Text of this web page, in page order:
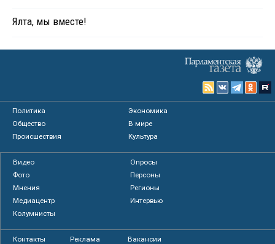
Ялта, мы вместе!
Политика
Экономика
Общество
В мире
Происшествия
Культура
Видео
Опросы
Фото
Персоны
Мнения
Регионы
Медиацентр
Интервью
Колумнисты
Контакты Реклама Вакансии